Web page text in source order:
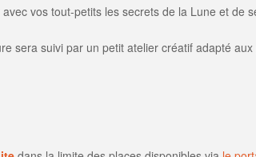
vos tout-petits les secrets de la Lune et de
sera suivi par un petit atelier créatif adapté